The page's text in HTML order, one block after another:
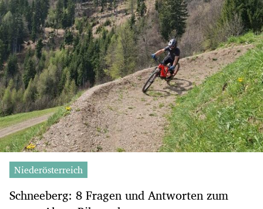
Niederösterreich
Schneeberg: 8 Fragen und Antworten zum